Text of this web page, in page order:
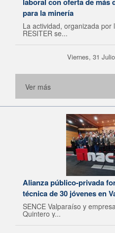
para la minería
La actividad, organizada
RESITER se...
Viernes, 31
Ver más
Alianza público-privada
técnica de 30 jóvenes en
SENCE Valparaíso y
Quintero y...